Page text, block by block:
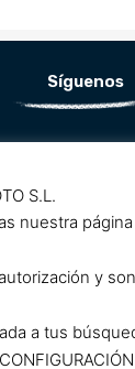
Síguenos
F
c
e
o
k
I
t
g
a
S.L.
nuestra
y
a tus